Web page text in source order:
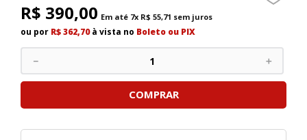
R$ 390,00 Em até 7x R$ 55,71 sem juros
ou por R$ 362,70à vista no Boleto ou PIX
＋
－
COMPRAR